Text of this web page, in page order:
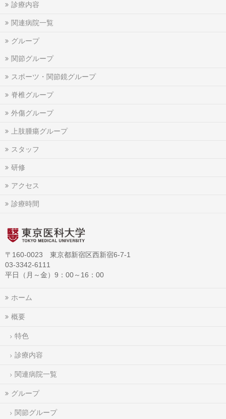
診療内容
関連病院一覧
グループ
関節グループ
スポーツ・関節鏡グループ
脊椎グループ
外傷グループ
上肢腫瘍グループ
スタッフ
研修
アクセス
診療時間
〒160-0023 東京都新宿区西新宿6-7-1
03-3342-6111
平日（月～金）9：00～16：00
ホーム
概要
特色
診療内容
関連病院一覧
グループ
関節グループ